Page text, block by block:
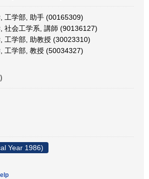
工学部, 助手 (00165309)
社会工学系, 講師 (90136127)
工学部, 助教授 (30023310)
工学部, 教授 (50034327)
Year 1986)